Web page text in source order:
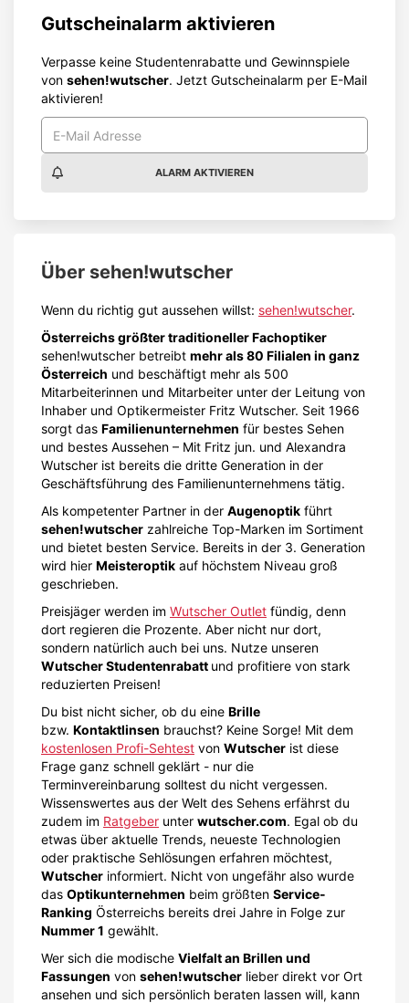
Gutscheinalarm aktivieren
Verpasse keine Studentenrabatte und Gewinnspiele
von sehen!wutscher. Jetzt Gutscheinalarm per E-Mail
aktivieren!
ALARM AKTIVIEREN
Über sehen!wutscher
Wenn du richtig gut aussehen willst: sehen!wutscher.
Österreichs größter traditioneller Fachoptiker
sehen!wutscher betreibt mehr als 80 Filialen in ganz
Österreich und beschäftigt mehr als 500
Mitarbeiterinnen und Mitarbeiter unter der Leitung von
Inhaber und Optikermeister Fritz Wutscher. Seit 1966
sorgt das Familienunternehmen für bestes Sehen
und bestes Aussehen – Mit Fritz jun. und Alexandra
Wutscher ist bereits die dritte Generation in der
Geschäftsführung des Familienunternehmens tätig.
Als kompetenter Partner in der Augenoptik führt
sehen!wutscher zahlreiche Top-Marken im Sortiment
und bietet besten Service. Bereits in der 3. Generation
wird hier Meisteroptik auf höchstem Niveau groß
geschrieben.
Preisjäger werden im Wutscher Outlet fündig, denn
dort regieren die Prozente. Aber nicht nur dort,
sondern natürlich auch bei uns. Nutze unseren
Wutscher Studentenrabatt und profitiere von stark
reduzierten Preisen!
Du bist nicht sicher, ob du eine Brille
bzw. Kontaktlinsen brauchst? Keine Sorge! Mit dem
kostenlosen Profi-Sehtest von Wutscher ist diese
Frage ganz schnell geklärt - nur die
Terminvereinbarung solltest du nicht vergessen.
Wissenswertes aus der Welt des Sehens erfährst du
zudem im Ratgeber unter wutscher.com. Egal ob du
etwas über aktuelle Trends, neueste Technologien
oder praktische Sehlösungen erfahren möchtest,
Wutscher informiert. Nicht von ungefähr also wurde
das Optikunternehmen beim größten Service-
Ranking Österreichs bereits drei Jahre in Folge zur
Nummer 1 gewählt.
Wer sich die modische Vielfalt an Brillen und
Fassungen von sehen!wutscher lieber direkt vor Ort
ansehen und sich persönlich beraten lassen will, kann